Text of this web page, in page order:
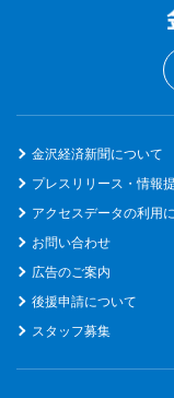
金沢経済新聞について
プレスリリース・情報
アクセスデータの利用
お問い合わせ
広告のご案内
後援申請について
スタッフ募集